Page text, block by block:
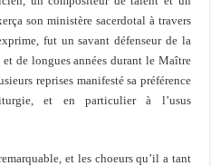
son ministère sacerdotal à travers
fut un savant défenseur de la
de longues années durant le Maître
reprises manifesté sa préférence
et en particulier à l’usus
et les choeurs qu’il a tant